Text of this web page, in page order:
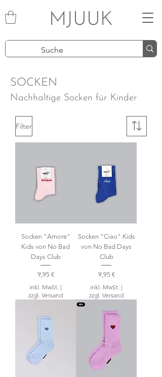
MJUUK
SOCKEN
Nachhaltige Socken für Kinder
Filter
Socken "Amore"
Kids von No Bad
Days Club
Preis
9,95 €
inkl. MwSt. |
zzgl. Versand
Socken "Ciao" Kids
von No Bad Days
Club
Preis
9,95 €
inkl. MwSt. |
zzgl. Versand